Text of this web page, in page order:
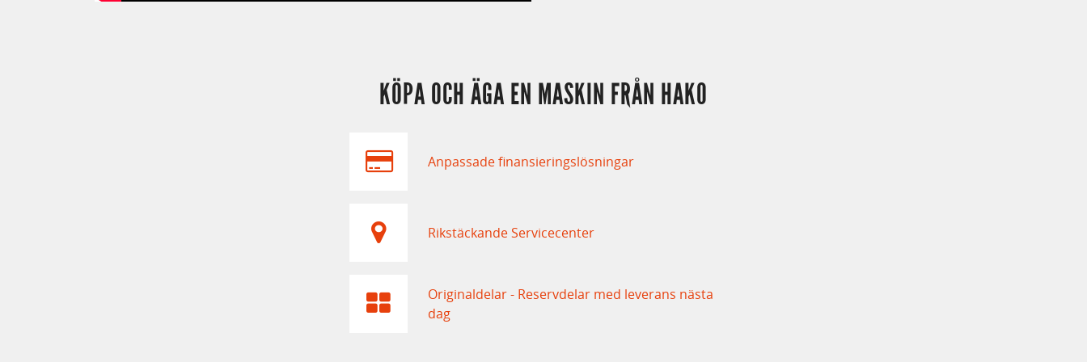
KÖPA OCH ÄGA EN MASKIN FRÅN HAKO
Anpassade finansieringslösningar
Rikstäckande Servicecenter
Originaldelar - Reservdelar med leverans nästa
dag